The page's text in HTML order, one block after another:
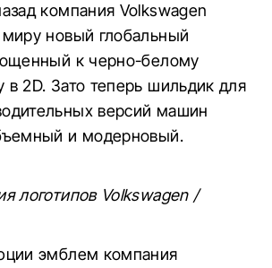
компания Volkswagen
миру новый глобальный
к черно-белому
в 2D. Зато теперь шильдик для
версий машин
и модерновый.
логотипов Volkswagen /
эмблем компания